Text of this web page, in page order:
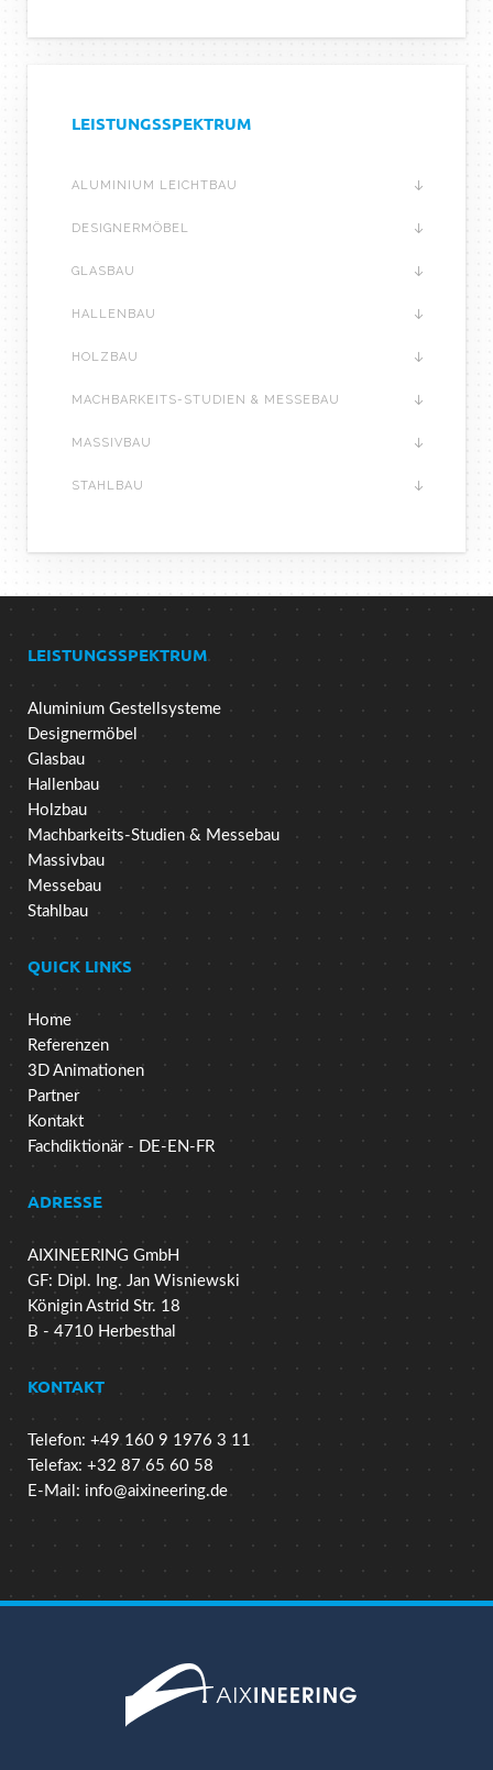
LEISTUNGSSPEKTRUM
ALUMINIUM LEICHTBAU
DESIGNERMÖBEL
GLASBAU
HALLENBAU
HOLZBAU
MACHBARKEITS-STUDIEN & MESSEBAU
MASSIVBAU
STAHLBAU
LEISTUNGSSPEKTRUM
Aluminium Gestellsysteme
Designermöbel
Glasbau
Hallenbau
Holzbau
Machbarkeits-Studien & Messebau
Massivbau
Messebau
Stahlbau
QUICK LINKS
Home
Referenzen
3D Animationen
Partner
Kontakt
Fachdiktionär - DE-EN-FR
ADRESSE
AIXINEERING GmbH
GF: Dipl. Ing. Jan Wisniewski
Königin Astrid Str. 18
B - 4710 Herbesthal
KONTAKT
Telefon: +49 160 9 1976 3 11
Telefax: +32 87 65 60 58
E-Mail: info@aixineering.de